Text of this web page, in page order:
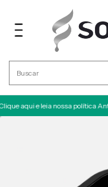
e leia nossa política Antifraude